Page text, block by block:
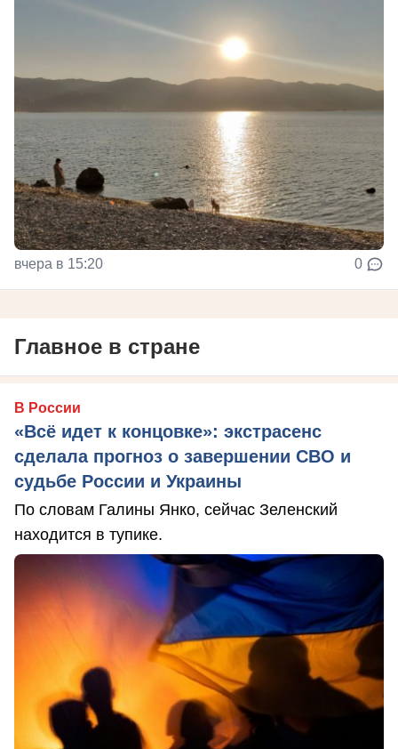
вчера в 15:20 0
Главное в стране
В России
«Всё идет к концовке»: экстрасенс
сделала прогноз о завершении СВО и
судьбе России и Украины
По словам Галины Янко, сейчас Зеленский
находится в тупике.